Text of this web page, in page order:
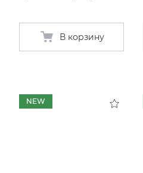
В корзину
NEW